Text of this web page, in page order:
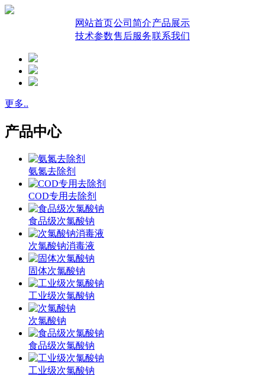
网站首页公司简介产品展示
技术参数售后服务联系我们
更多..
产品中心
氨氮去除剂
COD专用去除剂
食品级次氯酸钠
次氯酸钠消毒液
固体次氯酸钠
工业级次氯酸钠
次氯酸钠
食品级次氯酸钠
工业级次氯酸钠